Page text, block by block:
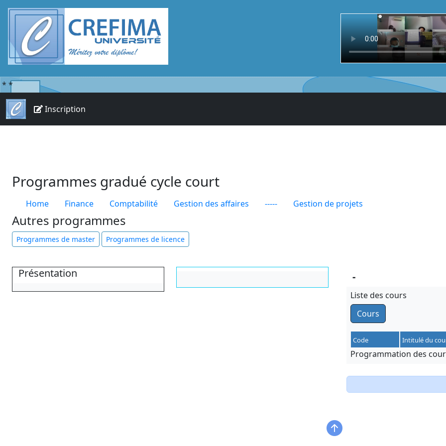
* *
Inscription
Programmes gradué cycle court
Home Finance Comptabilité Gestion des affaires ----- Gestion de projets
Autres programmes
Programmes de master Programmes de licence
Présentation -
Liste des cours
Cours
Code Intitulé du
Programmation des